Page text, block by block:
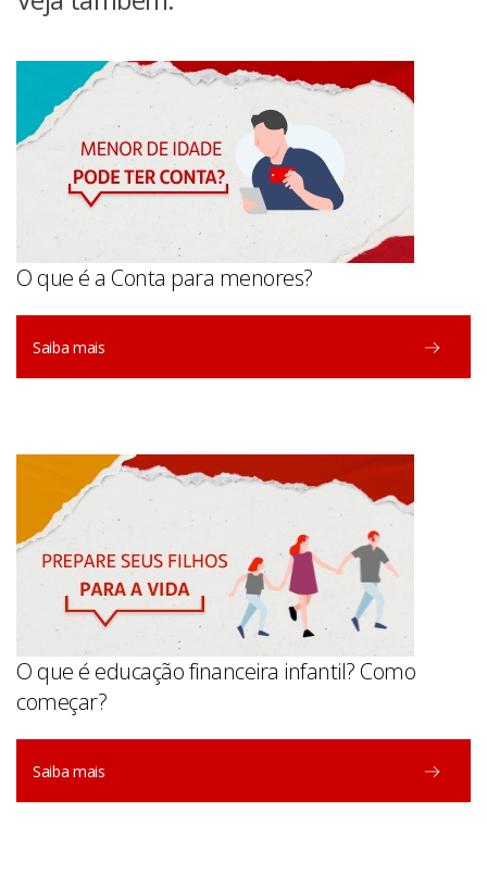
O que é a Conta para menores?
Saiba mais
O que é educação financeira infantil? Como
começar?
Saiba mais